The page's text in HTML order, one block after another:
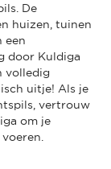
De
huizen, tuinen
een
door Kuldiga
volledig
uitje! Als je
vertrouw
om je